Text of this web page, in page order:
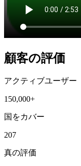
顧客の評価
アクティブユーザー
150,000+
国をカバー
207
真の評価